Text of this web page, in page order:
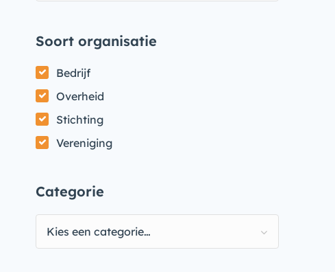
Soort organisatie
Bedrijf
Overheid
Stichting
Vereniging
Categorie
Kies een categorie…